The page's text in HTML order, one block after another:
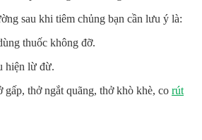
sau khi tiêm chủng bạn cần lưu ý là:
thuốc không đỡ.
hiện lừ đừ.
thở ngắt quãng, thở khò khè, co rút